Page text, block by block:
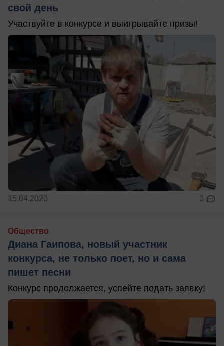
свой день
Участвуйте в конкурсе и выигрывайте призы!
15.04.2020 0
Общество
Диана Гаипова, новый участник
конкурса, не только поет, но и сама
пишет песни
Конкурс продолжается, успейте подать заявку!